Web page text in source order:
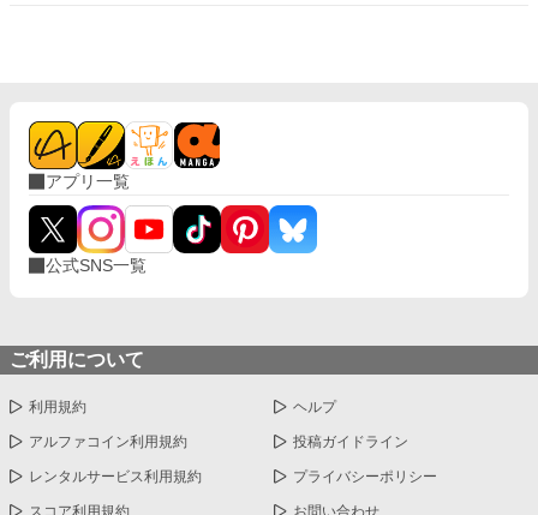
アプリ一覧
公式SNS一覧
ご利用について
利用規約 ヘルプ
アルファコイン利用規約 投稿ガイドライン
レンタルサービス利用規約 プライバシーポリシー
スコア利用規約 お問い合わせ